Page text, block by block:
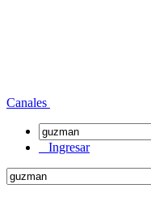
Canales
Ingresar